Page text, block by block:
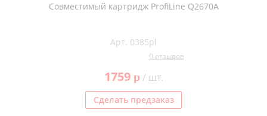
Совместимый картридж ProfiLine Q2670A
Арт. 0385pl
0 отзывов
1759 p/ шт.
Сделать предзаказ